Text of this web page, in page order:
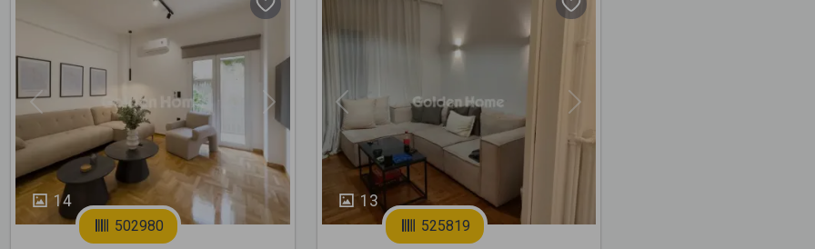
14
Previous Next
502980
13
Previous Next
525819